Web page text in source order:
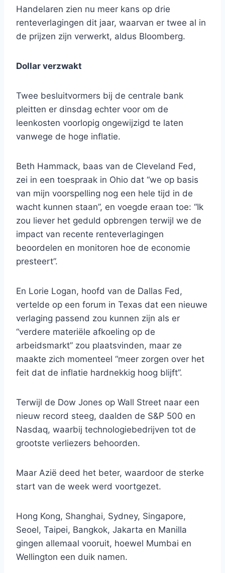
Handelaren zien nu meer kans op drie
renteverlagingen dit jaar, waarvan er twee al in
de prijzen zijn verwerkt, aldus Bloomberg.
Dollar verzwakt
Twee besluitvormers bij de centrale bank
pleitten er dinsdag echter voor om de
leenkosten voorlopig ongewijzigd te laten
vanwege de hoge inflatie.
Beth Hammack, baas van de Cleveland Fed,
zei in een toespraak in Ohio dat “we op basis
van mijn voorspelling nog een hele tijd in de
wacht kunnen staan”, en voegde eraan toe: “Ik
zou liever het geduld opbrengen terwijl we de
impact van recente renteverlagingen
beoordelen en monitoren hoe de economie
presteert”.
En Lorie Logan, hoofd van de Dallas Fed,
vertelde op een forum in Texas dat een nieuwe
verlaging passend zou kunnen zijn als er
“verdere materiële afkoeling op de
arbeidsmarkt” zou plaatsvinden, maar ze
maakte zich momenteel “meer zorgen over het
feit dat de inflatie hardnekkig hoog blijft”.
Terwijl de Dow Jones op Wall Street naar een
nieuw record steeg, daalden de S&P 500 en
Nasdaq, waarbij technologiebedrijven tot de
grootste verliezers behoorden.
Maar Azië deed het beter, waardoor de sterke
start van de week werd voortgezet.
Hong Kong, Shanghai, Sydney, Singapore,
Seoel, Taipei, Bangkok, Jakarta en Manilla
gingen allemaal vooruit, hoewel Mumbai en
Wellington een duik namen.